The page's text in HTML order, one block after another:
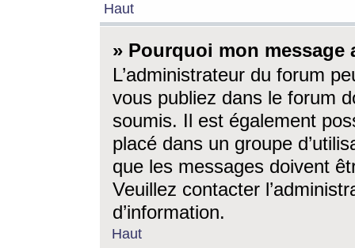
Haut
» Pourquoi mon message
L’administrateur du forum
vous publiez dans le forum
soumis. Il est également
placé dans un groupe
que les messages doivent
Veuillez contacter
d’information.
Haut